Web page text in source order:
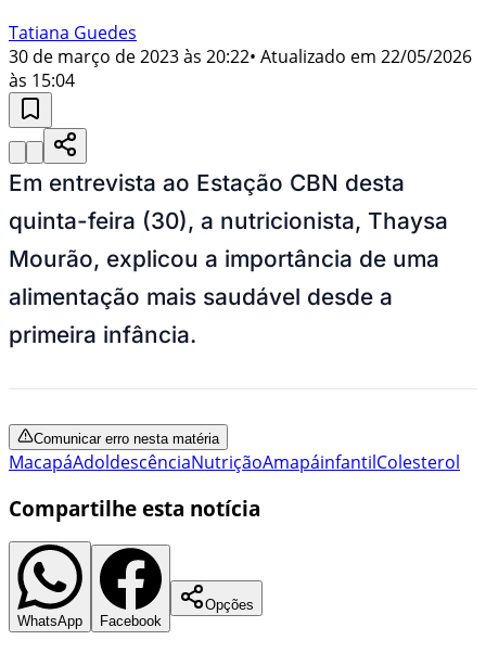
Tatiana Guedes
30 de março de 2023 às 20:22• Atualizado em 22/05/2026
às 15:04
Em entrevista ao Estação CBN desta
quinta-feira (30), a nutricionista, Thaysa
Mourão, explicou a importância de uma
alimentação mais saudável desde a
primeira infância.
Comunicar erro nesta matéria
MacapáAdoldescênciaNutriçãoAmapáinfantilColesterol
Compartilhe esta notícia
WhatsApp Facebook
Opções